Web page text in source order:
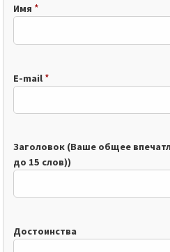
Имя *
E-mail *
Заголовок (Ваше общее
до 15 слов))
Достоинства